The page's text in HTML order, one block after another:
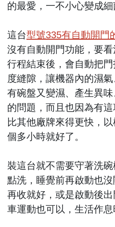
的最愛，一不小心變成細
這台型號335有自動開門
沒有自動開門功能，要
行程結束後，會自動把
度縫隙，讓機器內的濕
有碗盤又變濕、產生異
的問題，而且也因為有
比其他廠牌來得更快，
個多小時就好了。
裝這台就不需要守著洗
點洗，睡覺前再啟動也
再收就好，或是啟動後
車運動也可以，生活作息